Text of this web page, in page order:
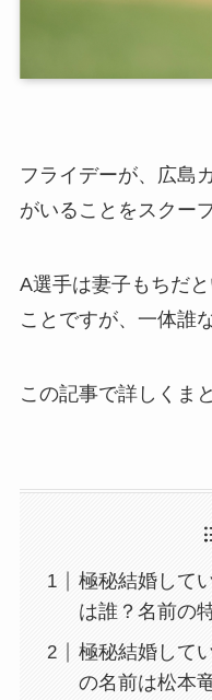
フライデーが、広島
がいることをスクー
A選手は妻子もちだ
ことですが、一体誰
この記事で詳しくま
極秘結婚して
は誰？名前の
極秘結婚して
の名前は松本